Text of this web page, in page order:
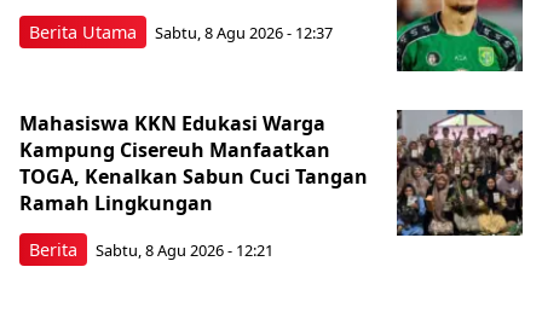
Berita Utama Sabtu, 8 Agu 2026 - 12:37
Berita
Mahasiswa KKN Edukasi Warga
Kampung Cisereuh Manfaatkan
TOGA, Kenalkan Sabun Cuci Tangan
Ramah Lingkungan
Sabtu, 8 Agu 2026 - 12:21